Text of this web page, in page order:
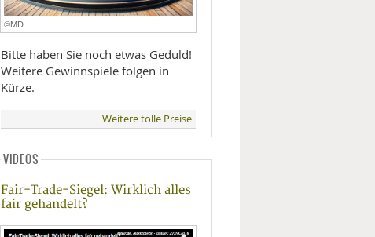
©MD
Bitte haben Sie noch etwas Geduld!
Weitere Gewinnspiele folgen in
Kürze.
Weitere tolle Preise
VIDEOS
Fair-Trade-Siegel: Wirklich alles
fair gehandelt?